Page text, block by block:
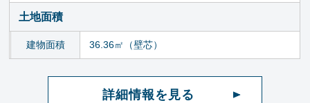
土地面積
建物面積 36.36㎡（壁芯）
詳細情報を見る